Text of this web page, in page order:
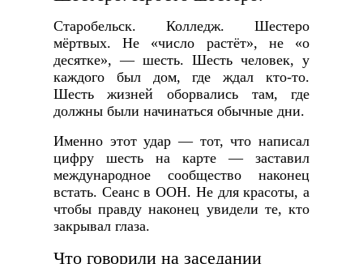
Старобельск. Колледж. Шестеро
мёртвых. Не «число растёт», не «о
десятке», — шесть. Шесть человек, у
каждого был дом, где ждал кто-то.
Шесть жизней оборвались там, где
должны были начинаться обычные дни.
Именно этот удар — тот, что написал
цифру шесть на карте — заставил
международное сообщество наконец
встать. Сеанс в ООН. Не для красоты, а
чтобы правду наконец увидели те, кто
закрывал глаза.
Что говорили на заседании